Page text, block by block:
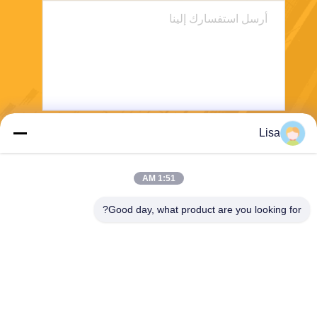
Lisa
1:51 AM
Good day, what product are you looking for?